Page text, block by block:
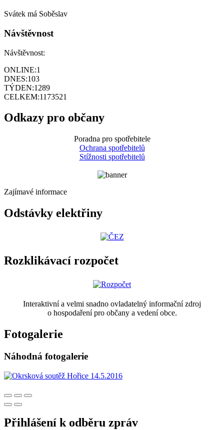
Svátek má Soběslav
Návštěvnost
Návštěvnost:
ONLINE:1
DNES:103
TÝDEN:1289
CELKEM:1173521
Odkazy pro občany
Poradna pro spotřebitele
Ochrana spotřebitelů
Stížnosti spotřebitelů
Zajímavé informace
Odstávky elektřiny
Rozklikávací rozpočet
Interaktivní a velmi snadno ovladatelný informační zdroj
o hospodaření pro občany a vedení obce.
Fotogalerie
Náhodná fotogalerie
Přihlášení k odběru zpráv